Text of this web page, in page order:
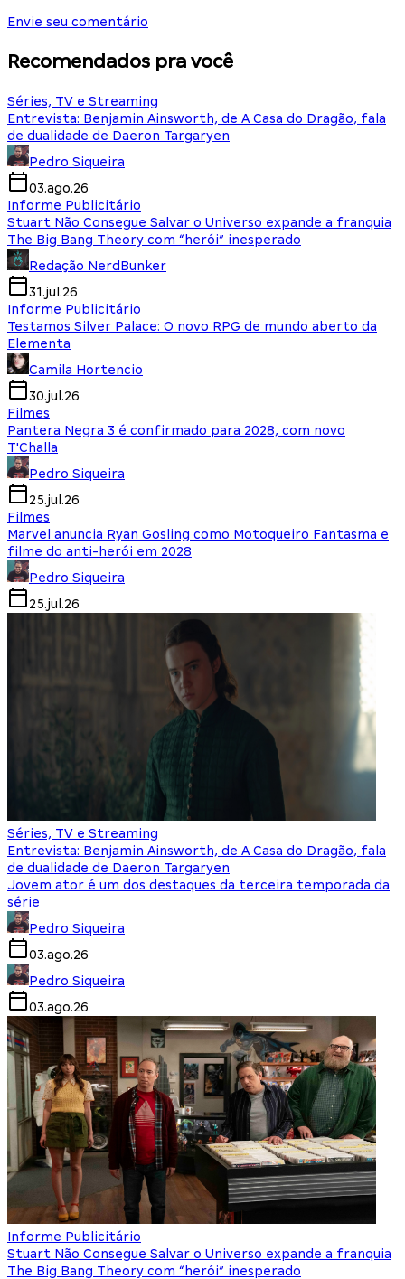
Envie seu comentário
Recomendados pra você
Séries, TV e Streaming
Entrevista: Benjamin Ainsworth, de A Casa do Dragão, fala
de dualidade de Daeron Targaryen
Pedro Siqueira
03.ago.26
Informe Publicitário
Stuart Não Consegue Salvar o Universo expande a franquia
The Big Bang Theory com “herói” inesperado
Redação NerdBunker
31.jul.26
Informe Publicitário
Testamos Silver Palace: O novo RPG de mundo aberto da
Elementa
Camila Hortencio
30.jul.26
Filmes
Pantera Negra 3 é confirmado para 2028, com novo
T'Challa
Pedro Siqueira
25.jul.26
Filmes
Marvel anuncia Ryan Gosling como Motoqueiro Fantasma e
filme do anti-herói em 2028
Pedro Siqueira
25.jul.26
Séries, TV e Streaming
Entrevista: Benjamin Ainsworth, de A Casa do Dragão, fala
de dualidade de Daeron Targaryen
Jovem ator é um dos destaques da terceira temporada da
série
Pedro Siqueira
03.ago.26
Pedro Siqueira
03.ago.26
Informe Publicitário
Stuart Não Consegue Salvar o Universo expande a franquia
The Big Bang Theory com “herói” inesperado